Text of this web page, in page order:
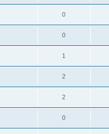
0
0
1
2
2
0